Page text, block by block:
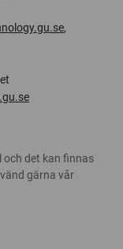
,
och det kan finnas
gärna vår